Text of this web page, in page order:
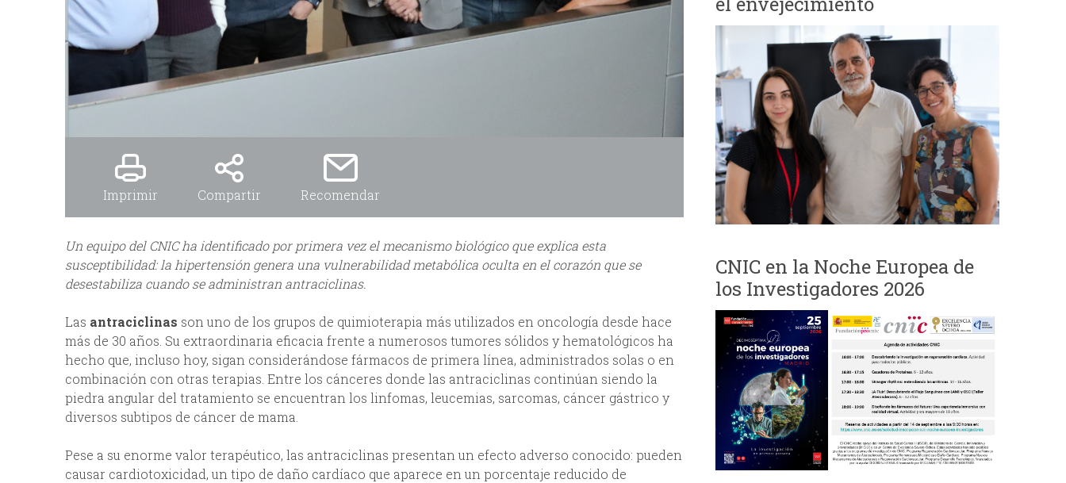
d
Imprimir Compartir Recomendar
Un equipo del CNIC ha identificado por primera vez el mecanismo biológico que explica esta
susceptibilidad: la hipertensión genera una vulnerabilidad metabólica oculta en el corazón que se
desestabiliza cuando se administran antraciclinas.
Las antraciclinas son uno de los grupos de quimioterapia más utilizados en oncología desde hace
más de 30 años. Su extraordinaria eficacia frente a numerosos tumores sólidos y hematológicos ha
hecho que, incluso hoy, sigan considerándose fármacos de primera línea, administrados solas o en
combinación con otras terapias. Entre los cánceres donde las antraciclinas continúan siendo la
piedra angular del tratamiento se encuentran los linfomas, leucemias, sarcomas, cáncer gástrico y
diversos subtipos de cáncer de mama.
Pese a su enorme valor terapéutico, las antraciclinas presentan un efecto adverso conocido: pueden
causar cardiotoxicidad, un tipo de daño cardíaco que aparece en un porcentaje reducido de
CNIC en la Noche Europea de
los Investigadores 2026